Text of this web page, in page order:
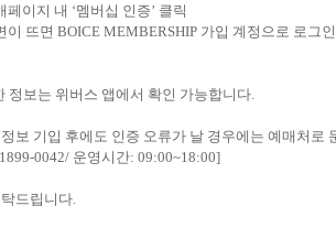
페이지 내 ‘멤버십 인증’ 클릭
이 뜨면 BOICE MEMBERSHIP 가입 계정으로 로그인
정보는 위버스 앱에서 확인 가능합니다.
보 기입 후에도 인증 오류가 날 경우에는 예매처로
0042/ 운영시간: 09:00~18:00]
드립니다.